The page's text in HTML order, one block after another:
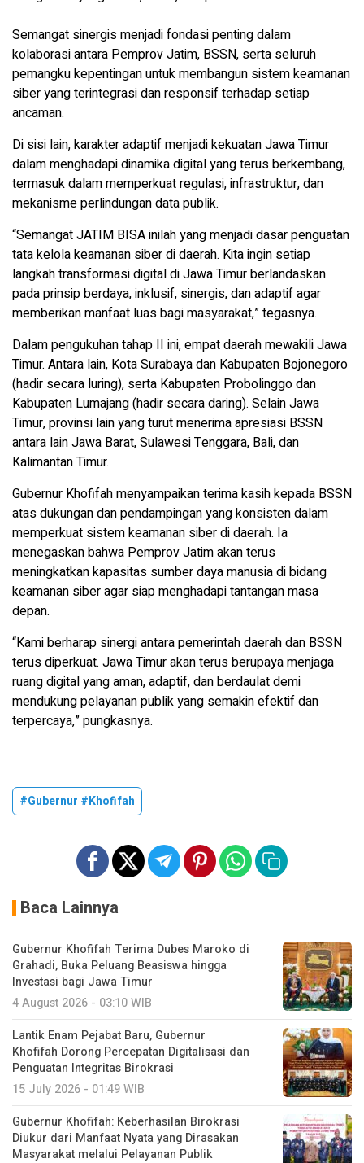
Semangat sinergis menjadi fondasi penting dalam
kolaborasi antara Pemprov Jatim, BSSN, serta seluruh
pemangku kepentingan untuk membangun sistem keamanan
siber yang terintegrasi dan responsif terhadap setiap
ancaman.
Di sisi lain, karakter adaptif menjadi kekuatan Jawa Timur
dalam menghadapi dinamika digital yang terus berkembang,
termasuk dalam memperkuat regulasi, infrastruktur, dan
mekanisme perlindungan data publik.
“Semangat JATIM BISA inilah yang menjadi dasar penguatan
tata kelola keamanan siber di daerah. Kita ingin setiap
langkah transformasi digital di Jawa Timur berlandaskan
pada prinsip berdaya, inklusif, sinergis, dan adaptif agar
memberikan manfaat luas bagi masyarakat,” tegasnya.
Dalam pengukuhan tahap II ini, empat daerah mewakili Jawa
Timur. Antara lain, Kota Surabaya dan Kabupaten Bojonegoro
(hadir secara luring), serta Kabupaten Probolinggo dan
Kabupaten Lumajang (hadir secara daring). Selain Jawa
Timur, provinsi lain yang turut menerima apresiasi BSSN
antara lain Jawa Barat, Sulawesi Tenggara, Bali, dan
Kalimantan Timur.
Gubernur Khofifah menyampaikan terima kasih kepada BSSN
atas dukungan dan pendampingan yang konsisten dalam
memperkuat sistem keamanan siber di daerah. Ia
menegaskan bahwa Pemprov Jatim akan terus
meningkatkan kapasitas sumber daya manusia di bidang
keamanan siber agar siap menghadapi tantangan masa
depan.
“Kami berharap sinergi antara pemerintah daerah dan BSSN
terus diperkuat. Jawa Timur akan terus berupaya menjaga
ruang digital yang aman, adaptif, dan berdaulat demi
mendukung pelayanan publik yang semakin efektif dan
terpercaya,” pungkasnya.
#Gubernur #Khofifah
Baca Lainnya
Gubernur Khofifah Terima Dubes Maroko di
Grahadi, Buka Peluang Beasiswa hingga
Investasi bagi Jawa Timur
4 August 2026 - 03:10 WIB
Lantik Enam Pejabat Baru, Gubernur
Khofifah Dorong Percepatan Digitalisasi dan
Penguatan Integritas Birokrasi
15 July 2026 - 01:49 WIB
Gubernur Khofifah: Keberhasilan Birokrasi
Diukur dari Manfaat Nyata yang Dirasakan
Masyarakat melalui Pelayanan Publik